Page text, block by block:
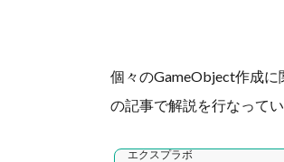
個々のGameObject作成
の記事で解説を行なってい
エクスプラボ